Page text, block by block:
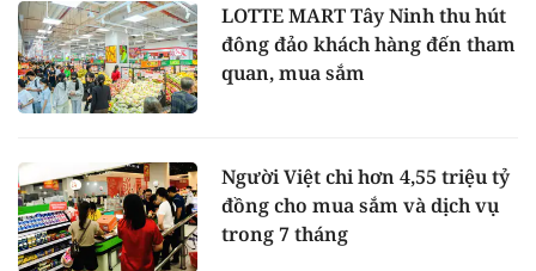
LOTTE MART Tây Ninh thu hút
đông đảo khách hàng đến tham
quan, mua sắm
Người Việt chi hơn 4,55 triệu tỷ
đồng cho mua sắm và dịch vụ
trong 7 tháng